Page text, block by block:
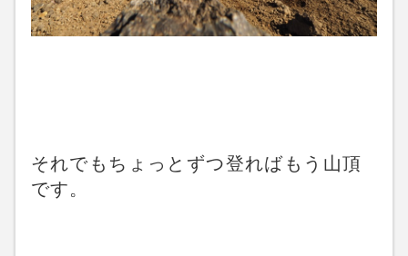
それでもちょっとずつ登ればもう山頂
です。